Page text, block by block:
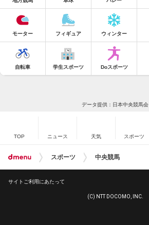
モーター フィギュア ウィンター
自転車 学生スポーツ Doスポーツ
データ提供：日本中央競馬会
TOP ニュース 天気 スポーツ
スポーツ 中央競馬
サイトご利用にあたって
(C) NTT DOCOMO, INC.